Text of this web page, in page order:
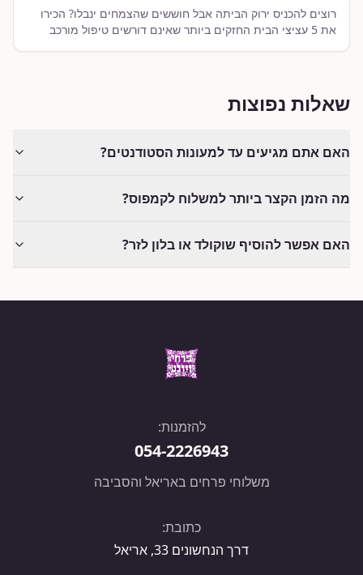
רוצים להכניס ירוק הביתה אבל חוששים שהצמחים ינבלו? הכירו
את 5 עציצי הבית החזקים ביותר שאינם דורשים טיפול מורכב
שאלות נפוצות
האם אתם מגיעים עד למעונות הסטודנטים?
מה הזמן הקצר ביותר למשלוח לקמפוס?
האם אפשר להוסיף שוקולד או בלון לזר?
להזמנות:
054-2226943
משלוחי פרחים באריאל והסביבה
כתובת:
דרך הנחשונים 33, אריאל